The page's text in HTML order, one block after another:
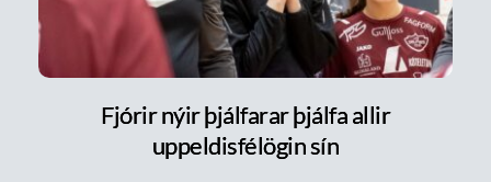
Fjórir nýir þjálfarar þjálfa allir
uppeldisfélögin sín